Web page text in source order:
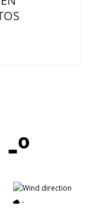
-º
-
-